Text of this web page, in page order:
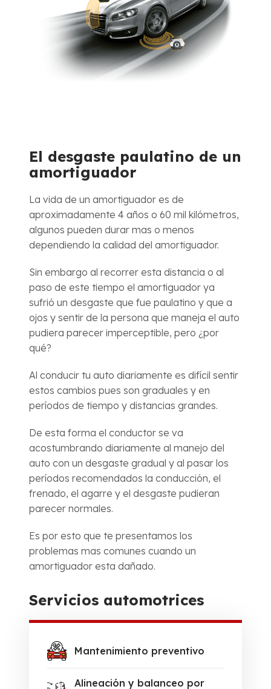
El desgaste paulatino de un
amortiguador
La vida de un amortiguador es de
aproximadamente 4 años o 60 mil kilómetros,
algunos pueden durar mas o menos
dependiendo la calidad del amortiguador.
Sin embargo al recorrer esta distancia o al
paso de este tiempo el amortiguador ya
sufrió un desgaste que fue paulatino y que a
ojos y sentir de la persona que maneja el auto
pudiera parecer imperceptible, pero ¿por
qué?
Al conducir tu auto diariamente es difícil sentir
estos cambios pues son graduales y en
períodos de tiempo y distancias grandes.
De esta forma el conductor se va
acostumbrando diariamente al manejo del
auto con un desgaste gradual y al pasar los
períodos recomendados la conducción, el
frenado, el agarre y el desgaste pudieran
parecer normales.
Es por esto que te presentamos los
problemas mas comunes cuando un
amortiguador esta dañado.
Servicios automotrices
Mantenimiento preventivo
Alineación y balanceo por